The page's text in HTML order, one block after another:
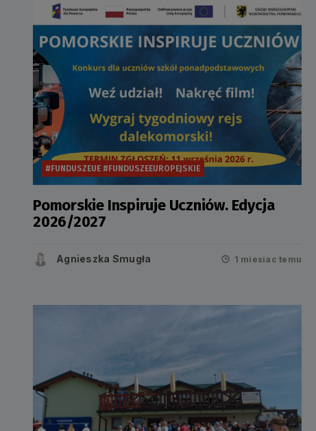
#FUNDUSZEUE #FUNDUSZEEUROPEJSKIE
Pomorskie Inspiruje Uczniów. Edycja
2026/2027
Agnieszka Smugła 1 miesiac temu